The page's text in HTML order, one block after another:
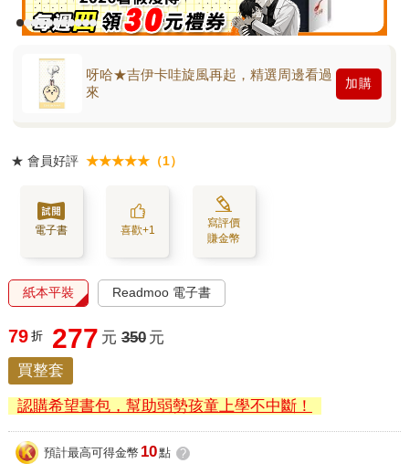
呀哈★吉伊卡哇旋風再起，精選周邊看過
來
加購
★ 會員好評 ★★★★★（1）
電子書 喜歡+1
寫評價
賺金幣
紙本平裝 Readmoo 電子書
79 折 277 元 350 元
買整套
認購希望書包，幫助弱勢孩童上學不中斷！
預計最高可得金幣 10點 ?